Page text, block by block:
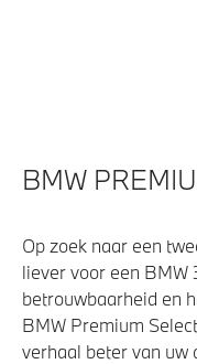
BMW
Op zoek naar een
liever voor een BMW
betrouwbaarheid en
BMW Premium
verhaal beter van uw